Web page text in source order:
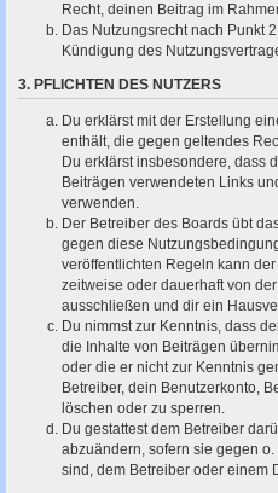
Recht, deinen Beitrag im
Das Nutzungsrecht nach Punkt
Kündigung des
3. PFLICHTEN DES NUTZERS
Du erklärst mit der Erstellung
enthält, die gegen geltendes
Du erklärst insbesondere, dass
Beiträgen verwendeten Links
verwenden.
Der Betreiber des Boards übt
gegen diese
veröffentlichten Regeln kann
zeitweise oder dauerhaft von
ausschließen und dir ein
Du nimmst zur Kenntnis, dass
die Inhalte von Beiträgen
oder die er nicht zur Kenntnis
Betreiber, dein Benutzerkonto,
löschen oder zu sperren.
Du gestattest dem Betreiber
abzuändern, sofern sie gegen
sind, dem Betreiber oder einem